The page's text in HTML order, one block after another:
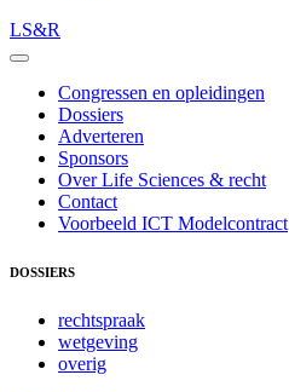
LS&R
Congressen en opleidingen
Dossiers
Adverteren
Sponsors
Over Life Sciences & recht
Contact
Voorbeeld ICT Modelcontract
DOSSIERS
rechtspraak
wetgeving
overig